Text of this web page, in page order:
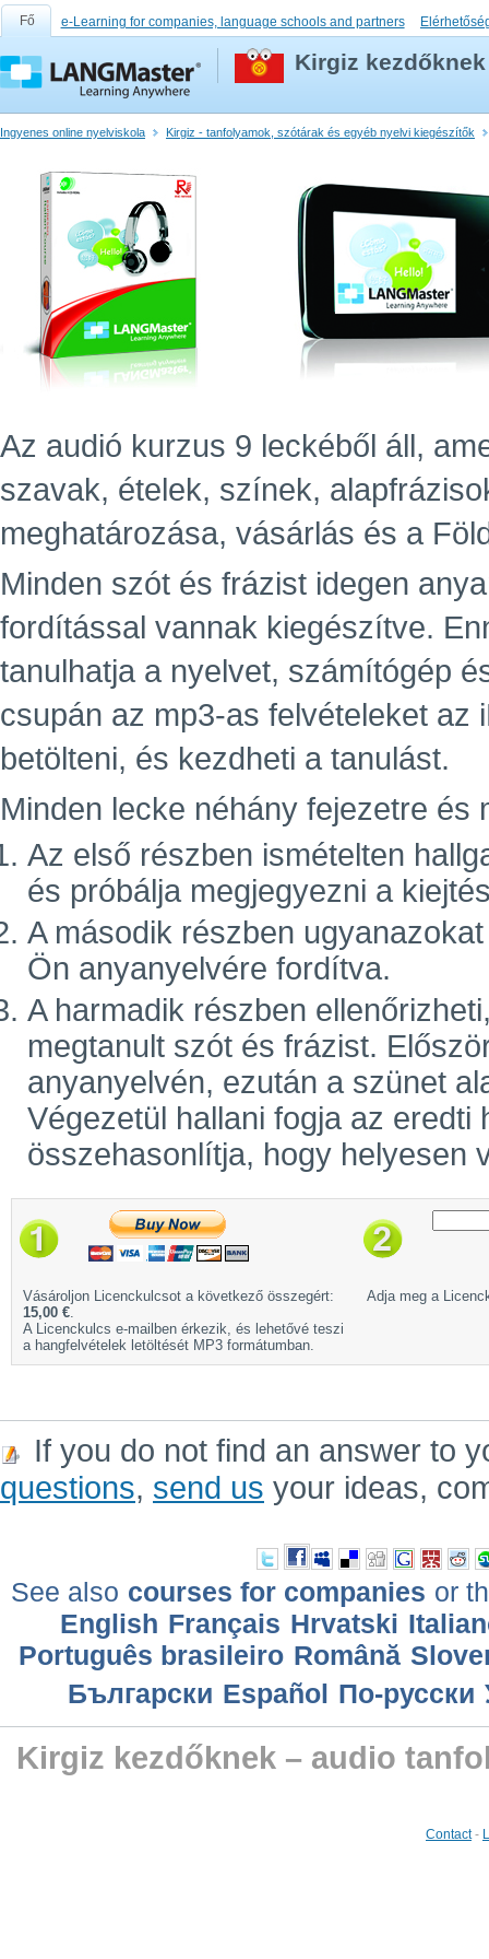
Fő e-Learning for companies, language schools and partners
Kirgiz
Ingyenes online nyelviskola Kirgiz - tanfolyamok, szótárak és egyéb nyelvi kiegészítők
Az audió kurzus 9 leckéből áll,
szavak, ételek, színek,
meghatározása, vásárlás és a
Minden szót és frázist idegen
fordítással vannak kiegészítve.
tanulhatja a nyelvet, számítógép
csupán az mp3-as felvételeket az
betölteni, és kezdheti a tanulást.
Minden lecke néhány fejezetre és
Az első részben ismételten
és próbálja megjegyezni a
A második részben
Ön anyanyelvére fordítva.
A harmadik részben
megtanult szót és frázist.
anyanyelvén, ezután a szünet
Végezetül hallani fogja az
összehasonlítja, hogy helyesen
Vásároljon Licenckulcsot a következő összegért:
15,00 €.
A Licenckulcs e-mailben érkezik, és lehetővé teszi
a hangfelvételek letöltését MP3 formátumban.
Adja meg a
If you do not find an answer to
questions, send us your ideas,
See also courses for companies or
English Français Hrvatski
Português brasileiro Română
Български Еspañol По-русски
Kirgiz kezdőknek – audio
Contact-